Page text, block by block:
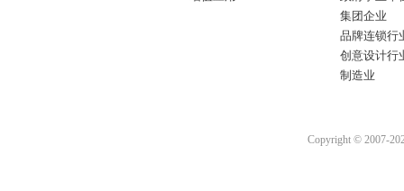
集团企业
品牌连锁行
创意设计行
制造业
Copyright © 2007-